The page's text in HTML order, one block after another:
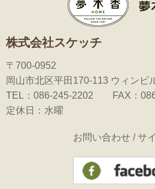
株式会社スケッチ
〒700-0952
岡山市北区平田170-113 ウィンビ
TEL：086-245-2202 FAX：
定休日：水曜
お問い合わせ /サ